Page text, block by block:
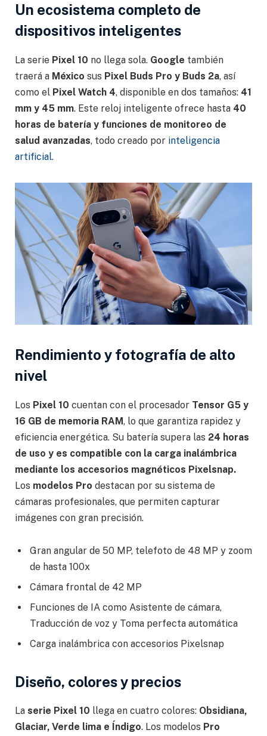
Un ecosistema completo de
dispositivos inteligentes
La serie Pixel 10 no llega sola. Google también
traerá a México sus Pixel Buds Pro y Buds 2a, así
como el Pixel Watch 4, disponible en dos tamaños: 41
mm y 45 mm. Este reloj inteligente ofrece hasta 40
horas de batería y funciones de monitoreo de
salud avanzadas, todo creado por inteligencia
artificial.
Rendimiento y fotografía de alto
nivel
Los Pixel 10 cuentan con el procesador Tensor G5 y
16 GB de memoria RAM, lo que garantiza rapidez y
eficiencia energética. Su batería supera las 24 horas
de uso y es compatible con la carga inalámbrica
mediante los accesorios magnéticos Pixelsnap.
Los modelos Pro destacan por su sistema de
cámaras profesionales, que permiten capturar
imágenes con gran precisión.
Gran angular de 50 MP, telefoto de 48 MP y zoom
de hasta 100x
Cámara frontal de 42 MP
Funciones de IA como Asistente de cámara,
Traducción de voz y Toma perfecta automática
Carga inalámbrica con accesorios Pixelsnap
Diseño, colores y precios
La serie Pixel 10 llega en cuatro colores: Obsidiana,
Glaciar, Verde lima e Índigo. Los modelos Pro